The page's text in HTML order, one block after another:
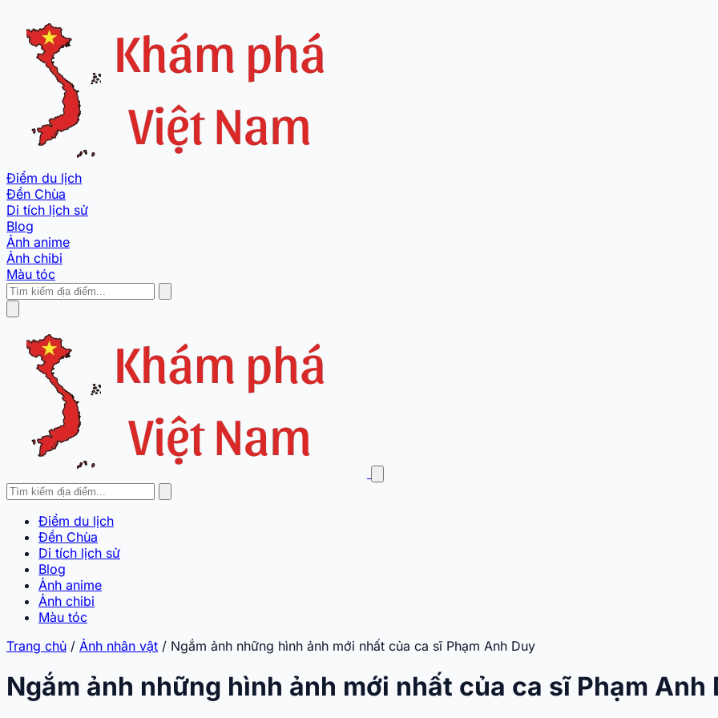
Điểm du lịch
Đền Chùa
Di tích lịch sử
Blog
Ảnh anime
Ảnh chibi
Màu tóc
Điểm du lịch
Đền Chùa
Di tích lịch sử
Blog
Ảnh anime
Ảnh chibi
Màu tóc
Trang chủ / Ảnh nhân vật / Ngắm ảnh những hình ảnh mới nhất của ca sĩ Phạm Anh Duy
Ngắm ảnh những hình ảnh mới nhất của ca sĩ Phạm Anh